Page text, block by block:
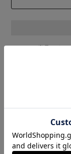
HOME 寝具・イン
新登場。 【生活
ボックス容器の
を上手に目隠し